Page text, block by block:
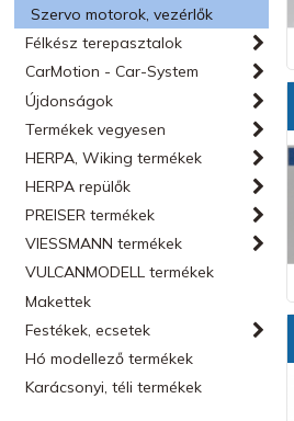
Szervo motorok, vezérlők
Félkész terepasztalok
CarMotion - Car-System
Újdonságok
Termékek vegyesen
HERPA, Wiking termékek
HERPA repülők
PREISER termékek
VIESSMANN termékek
VULCANMODELL termékek
Makettek
Festékek, ecsetek
Hó modellező termékek
Karácsonyi, téli termékek